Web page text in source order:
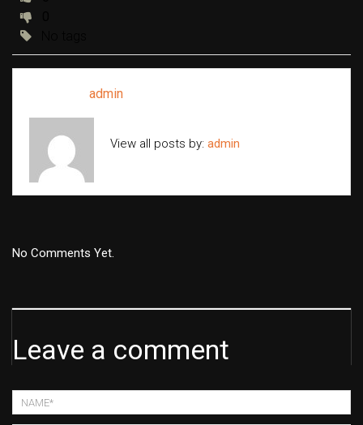
admin
View all posts by: admin
No Comments Yet.
Leave a comment